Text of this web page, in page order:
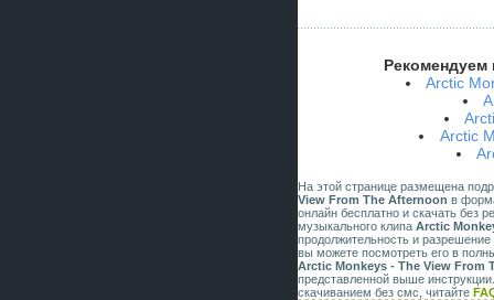
Рекомендуем
Arctic
Arctic
На этой странице размещена
View From The Afternoon в
онлайн бесплатно и скачать без
музыкального клипа Arctic
продолжительность и
вы можете посмотреть его в
Arctic Monkeys - The View From
представленной выше
скачиванием без смс, читайте